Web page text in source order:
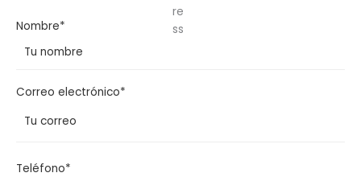
Nombre*
Correo electrónico*
Teléfono*